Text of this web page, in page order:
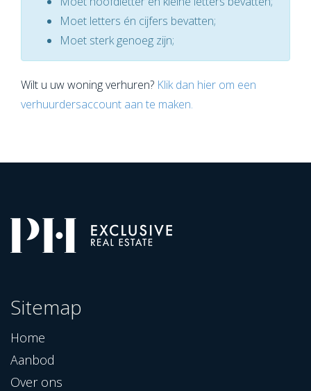
Moet letters én cijfers bevatten;
Moet sterk genoeg zijn;
Wilt u uw woning verhuren? Klik dan hier om een
verhuurdersaccount aan te maken.
Sitemap
Home
Aanbod
Over ons